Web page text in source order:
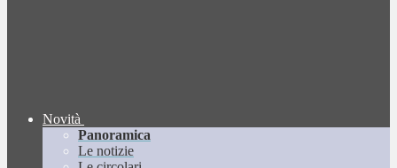
Novità
Panoramica
Le notizie